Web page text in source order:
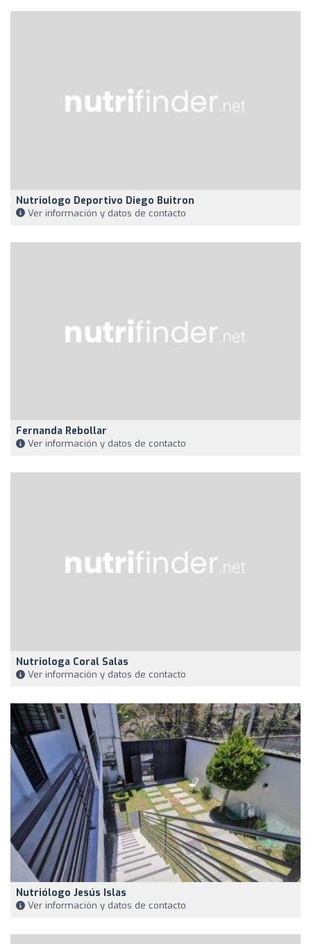
Nutriologo Deportivo Diego Buitron
Ver información y datos de contacto
Fernanda Rebollar
Ver información y datos de contacto
Nutriologa Coral Salas
Ver información y datos de contacto
Nutriólogo Jesús Islas
Ver información y datos de contacto